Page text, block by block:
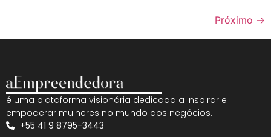
Próximo →
é uma plataforma visionária dedicada a inspirar e
empoderar mulheres no mundo dos negócios.
+55 41 9 8795-3443